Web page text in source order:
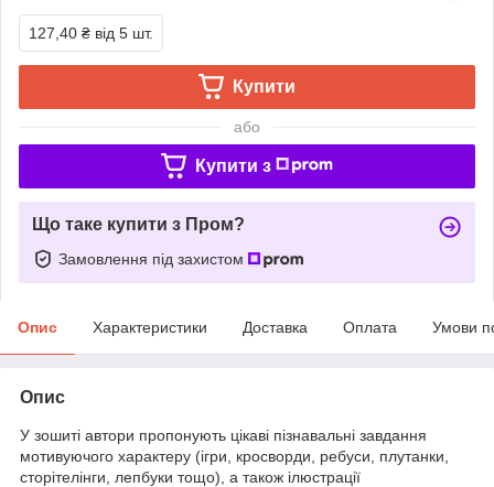
127,40 ₴ від 5 шт.
Купити
або
Купити з
Що таке купити з Пром?
Замовлення під захистом
Опис Характеристики Доставка Оплата Умови
Опис
У зошиті автори пропонують цікаві пізнавальні завдання
мотивуючого характеру (ігри, кросворди, ребуси, плутанки,
сторітелінги, лепбуки тощо), а також ілюстрації